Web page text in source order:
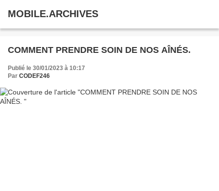
MOBILE.ARCHIVES
COMMENT PRENDRE SOIN DE NOS AÎNÉS.
Publié le 30/01/2023 à 10:17
Par CODEF246